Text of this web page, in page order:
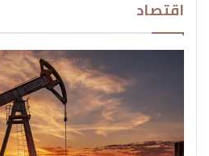
اقتصاد